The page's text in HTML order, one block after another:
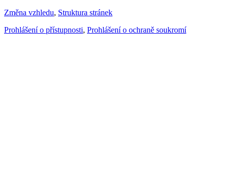
Změna vzhledu, Struktura stránek
Prohlášení o přístupnosti, Prohlášení o ochraně soukromí